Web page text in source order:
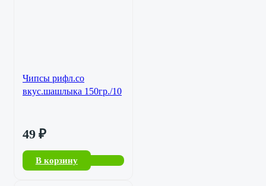
Чипсы рифл.со
вкус.шашлыка 150гр./10
49 ₽
В корзину